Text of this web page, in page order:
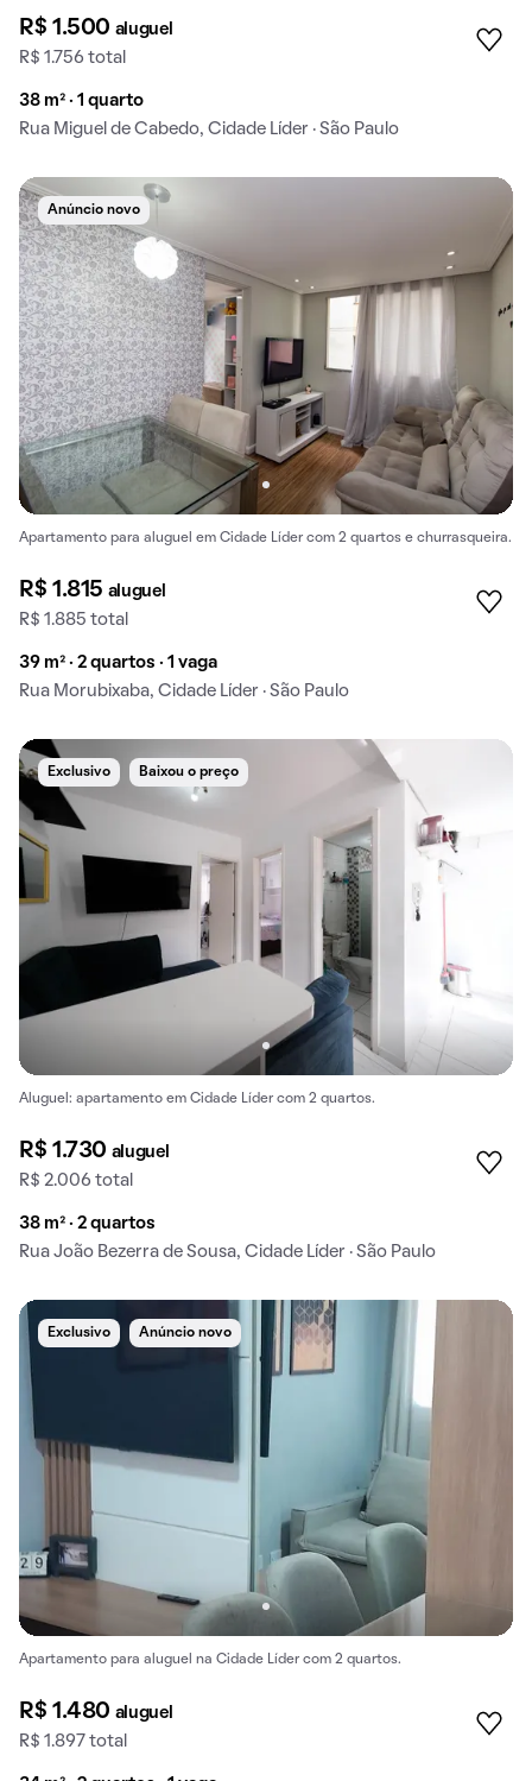
R$ 1.500 aluguel
R$ 1.756 total
38 m² · 1 quarto
Rua Miguel de Cabedo, Cidade Líder · São Paulo
Anúncio novo
Apartamento para aluguel em Cidade Líder com 2 quartos e churrasqueira.
R$ 1.815 aluguel
R$ 1.885 total
39 m² · 2 quartos · 1 vaga
Rua Morubixaba, Cidade Líder · São Paulo
Exclusivo Baixou o preço
Aluguel: apartamento em Cidade Líder com 2 quartos.
R$ 1.730 aluguel
R$ 2.006 total
38 m² · 2 quartos
Rua João Bezerra de Sousa, Cidade Líder · São Paulo
Exclusivo Anúncio novo
Apartamento para aluguel na Cidade Líder com 2 quartos.
R$ 1.480 aluguel
R$ 1.897 total